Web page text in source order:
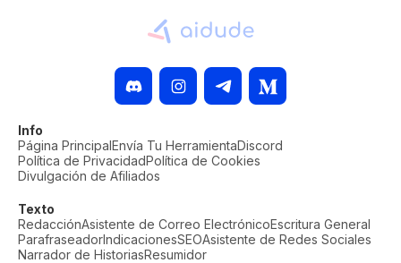
Info
Página PrincipalEnvía Tu HerramientaDiscord
Política de PrivacidadPolítica de Cookies
Divulgación de Afiliados
Texto
RedacciónAsistente de Correo ElectrónicoEscritura General
ParafraseadorIndicacionesSEOAsistente de Redes Sociales
Narrador de HistoriasResumidor